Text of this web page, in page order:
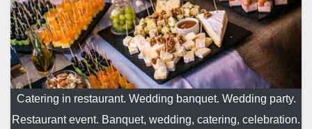
Catering in restaurant. Wedding banquet. Wedding party.
Restaurant event. Banquet, wedding, catering, celebration.